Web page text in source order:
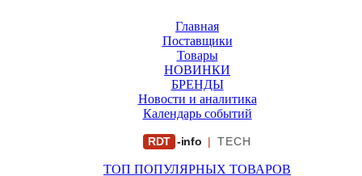
Главная
Поставщики
Товары
НОВИНКИ
БРЕНДЫ
Новости и аналитика
Календарь событий
RDT -info | TECH
ТОП ПОПУЛЯРНЫХ ТОВАРОВ